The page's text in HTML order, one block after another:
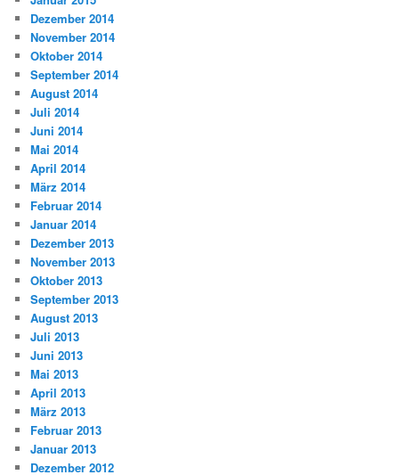
Dezember 2014
November 2014
Oktober 2014
September 2014
August 2014
Juli 2014
Juni 2014
Mai 2014
April 2014
März 2014
Februar 2014
Januar 2014
Dezember 2013
November 2013
Oktober 2013
September 2013
August 2013
Juli 2013
Juni 2013
Mai 2013
April 2013
März 2013
Februar 2013
Januar 2013
Dezember 2012